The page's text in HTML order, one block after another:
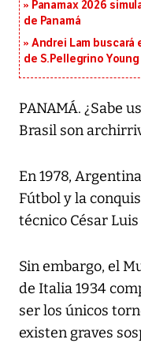
Panamax 2026
de Panamá
Andrei Lam buscará
de S.Pellegrino
PANAMÁ. ¿Sabe
Brasil son
En 1978,
Fútbol y la
técnico César
Sin embargo, el
de Italia 1934
ser los únicos
existen graves